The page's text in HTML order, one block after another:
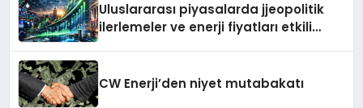
Uluslararası piyasalarda jjeopolitik
ilerlemeler ve enerji fiyatları etkili
CW Enerji’den niyet mutabakatı